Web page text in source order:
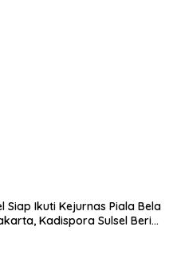
Siap Ikuti Kejurnas Piala Bela
Kadispora Sulsel Beri